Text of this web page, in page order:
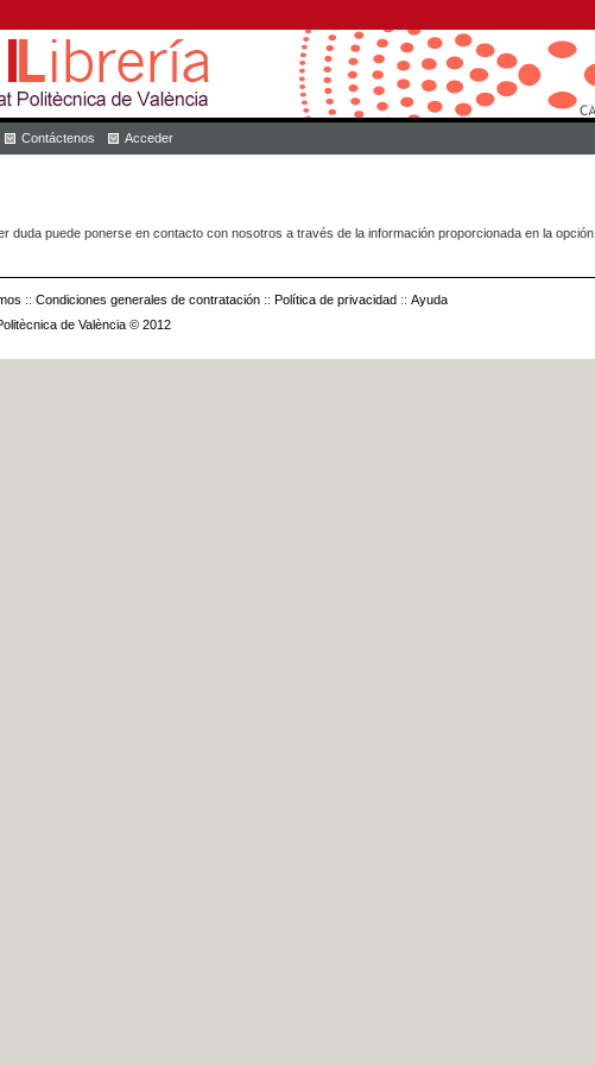
Contáctenos Acceder
duda puede ponerse en contacto con nosotros a través de la información proporcionada en la opción
:: Condiciones generales de contratación :: Política de privacidad :: Ayuda
de València © 2012